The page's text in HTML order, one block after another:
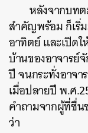
หลังจากบทต
สำคัญพร้อม ก็เริ่
อาทิตย์ และเปิด
บ้านของอาจารย์
ปี จนกระทั่งอาจา
เมื่อปลายปี พ.ศ
คำถามจากผู้ที่ชื่
ว่า